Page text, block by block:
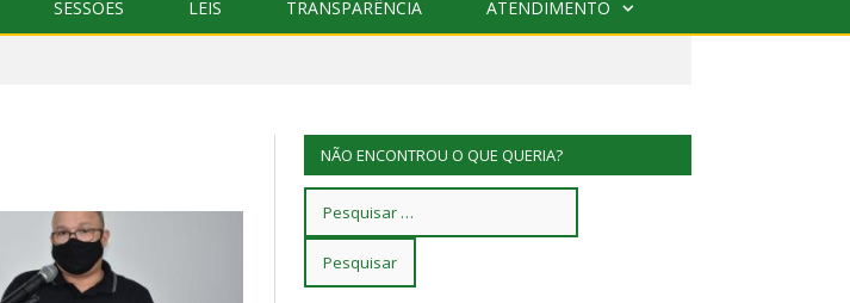
SESSÕES LEIS TRANSPARÊNCIA ATENDIMENTO
NÃO ENCONTROU O QUE QUERIA?